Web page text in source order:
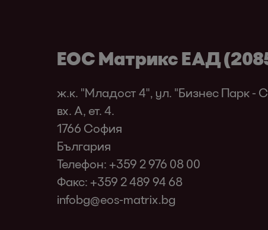
ЕОС Матрикс ЕАД
ж.к. "Младост 4", ул. "Бизнес Парк -
вх. A, ет. 4.
1766 София
България
Телефон: +359 2 976 08 00
Факс: +359 2 489 94 68
infobg@eos-matrix.bg